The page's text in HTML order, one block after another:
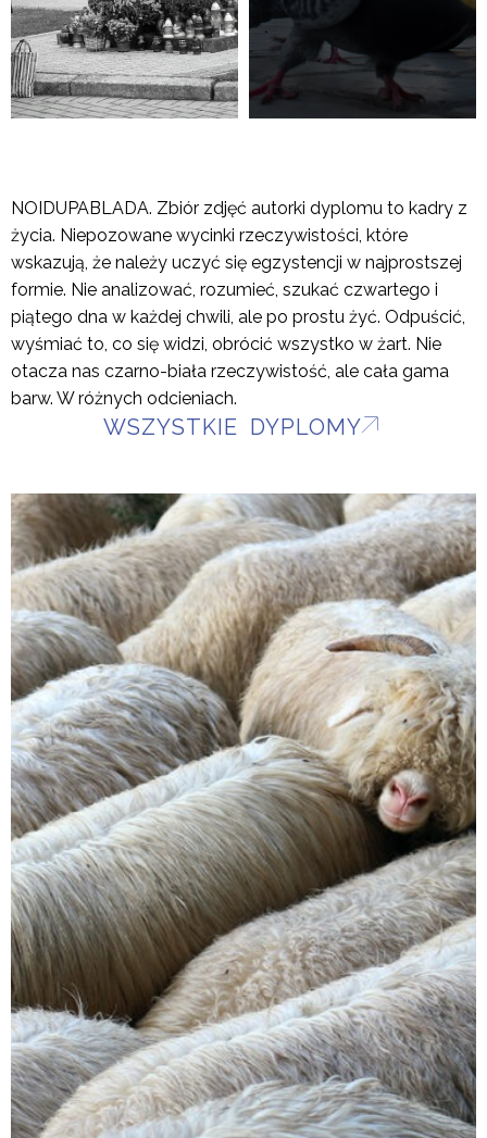
NOIDUPABLADA. Zbiór zdjęć autorki dyplomu to kadry z
życia. Niepozowane wycinki rzeczywistości, które
wskazują, że należy uczyć się egzystencji w najprostszej
formie. Nie analizować, rozumieć, szukać czwartego i
piątego dna w każdej chwili, ale po prostu żyć. Odpuścić,
wyśmiać to, co się widzi, obrócić wszystko w żart. Nie
otacza nas czarno-biała rzeczywistość, ale cała gama
barw. W różnych odcieniach.
WSZYSTKIE DYPLOMY